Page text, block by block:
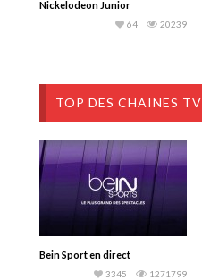
Nickelodeon Junior
20239
64
TOP DES CHAINES TV
Bein Sport en direct
1271799
3345